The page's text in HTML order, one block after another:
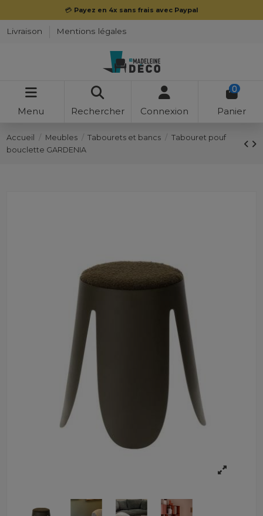
💳 Payez en 4x sans frais avec Paypal
Livraison Mentions légales
Menu Rechercher Connexion
0
Panier
Accueil Meubles Tabourets et bancs
Tabouret pouf
bouclette GARDENIA